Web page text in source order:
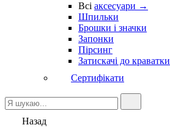
Всі аксесуари →
Шпильки
Брошки і значки
Запонки
Пірсинг
Затискачі до краватки
Сертифікати
Назад